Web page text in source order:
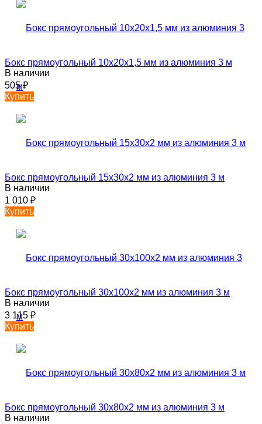
Бокс прямоугольный 10х20х1,5 мм из алюминия 3 м
В наличии
505₽
Купить
Бокс прямоугольный 15х30х2 мм из алюминия 3 м
В наличии
1 010 ₽
Купить
Бокс прямоугольный 30х100х2 мм из алюминия 3 м
В наличии
3 115 ₽
Купить
Бокс прямоугольный 30х80х2 мм из алюминия 3 м
В наличии